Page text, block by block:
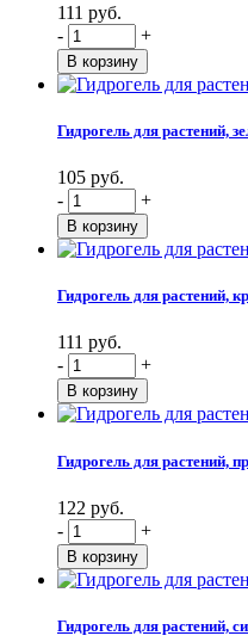
111 руб.
-
+
Гидрогель для растений,
105 руб.
-
+
Гидрогель для растений,
111 руб.
-
+
Гидрогель для растений,
122 руб.
-
+
Гидрогель для растений,